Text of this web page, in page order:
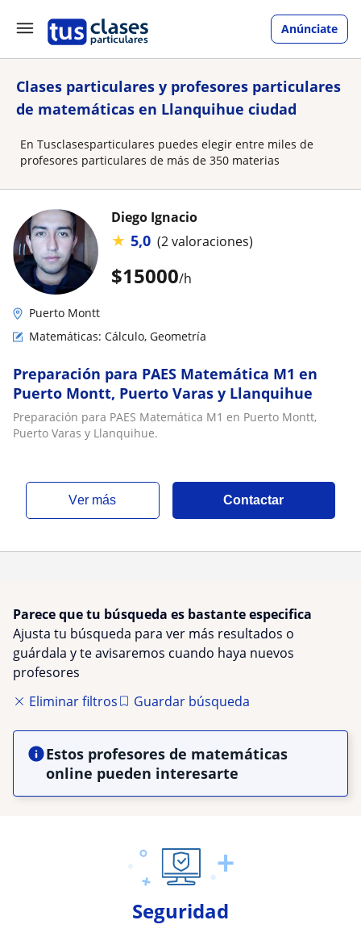
Anúnciate
Clases particulares y profesores particulares
de matemáticas en Llanquihue ciudad
En Tusclasesparticulares puedes elegir entre miles de
profesores particulares de más de 350 materias
$15000/h
Diego Ignacio
★ 5,0 (2 valoraciones)
Puerto Montt
Matemáticas: Cálculo, Geometría
Preparación para PAES Matemática M1 en
Puerto Montt, Puerto Varas y Llanquihue
Preparación para PAES Matemática M1 en Puerto Montt,
Puerto Varas y Llanquihue.
ver más Contactar
Parece que tu búsqueda es bastante especifica
Ajusta tu búsqueda para ver más resultados o
guárdala y te avisaremos cuando haya nuevos
profesores
Eliminar filtros
Guardar búsqueda
Estos profesores de matemáticas
online pueden interesarte
Seguridad